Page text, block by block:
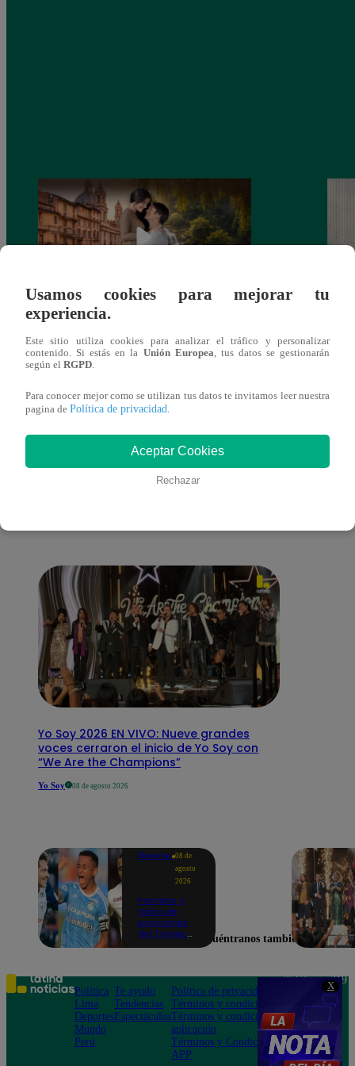
X
eres tú”: una historia de cartas y amor que
lo cambiará todo
También te puede
Yo Soy 2026 EN VIVO: Nueve grandes
voces cerraron el inicio de Yo Soy con
“We Are the Champions”
Yo Soy 08 de agosto 2026
Deportes 08 de
agosto
2026
Partidos y
tabla de
posiciones
del Torneo
en la fecha 4
Usamos cookies para mejorar tu
experiencia.
Este sitio utiliza cookies para analizar el tráfico y personalizar
contenido. Si estás en la Unión Europea , tus datos se gestionarán
según el RGPD
Para conocer mejor como se utilizan tus datos te invitamos leer nuestra
pagina de Política de privacidad
Aceptar Cookies
Rechazar
Encuéntranos también en
Política
Lima
Deportes
Mundo
Perú
Te ayudo
Tendencias
Espectáculos
Política de privacidad
Términos y condiciones
Términos y condiciones
aplicación
Términos y Condiciones
APP
Teléfono: 219
Av. San
Felipe 968
Jesús María